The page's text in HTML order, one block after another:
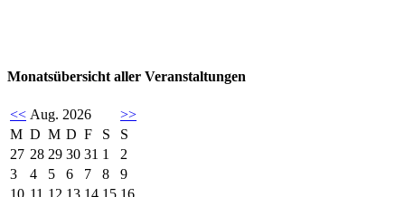
Monatsübersicht aller Veranstaltungen
<< Aug. 2026
>>
M D M D F S
S
27 28 29 30 31 1
2
3
4 5 6 7 8
9
10 11 12 13 14 15 16